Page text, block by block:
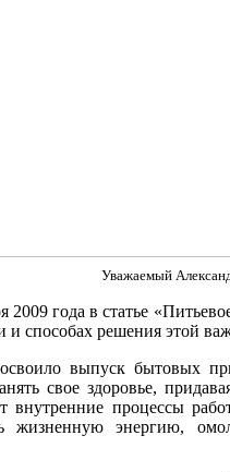
Уважаемый
2009 года в статье
и способах решения этой
выпуск бытовых
свое здоровье,
внутренние процессы
жизненную энергию,